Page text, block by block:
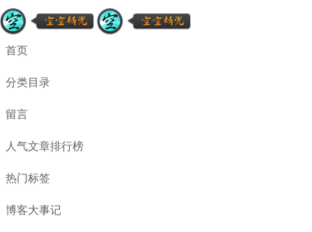
首页
分类目录
留言
人气文章排行榜
热门标签
博客大事记